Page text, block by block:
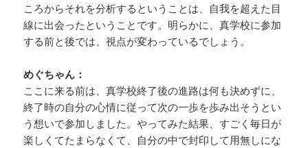
ころからそれを分析するということは、自我を超えた目
線に出会ったということです。明らかに、真学校に参加
する前と後では、視点が変わっているでしょう。
めぐちゃん：
ここに来る前は、真学校終了後の進路は何も決めずに、
終了時の自分の心情に従って次の一歩を歩み出そうとい
う想いで参加しました。やってみた結果、すごく毎日が
楽しくてたまらなくて、自分の中で封印して用無しにな